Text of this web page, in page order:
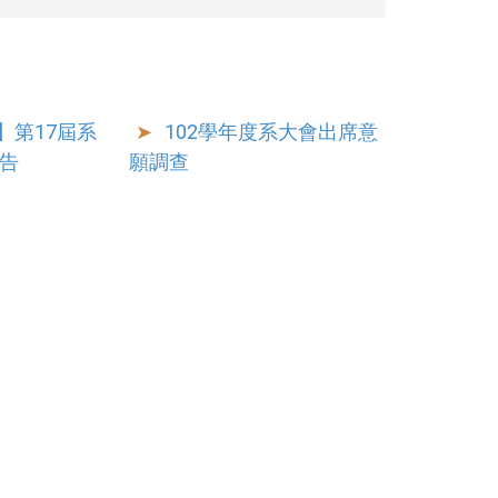
第17屆系
102學年度系大會出席意
願調查